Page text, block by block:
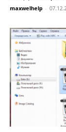
maxwelhelp -